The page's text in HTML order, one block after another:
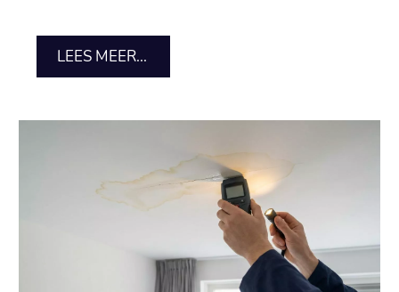
LEES MEER...